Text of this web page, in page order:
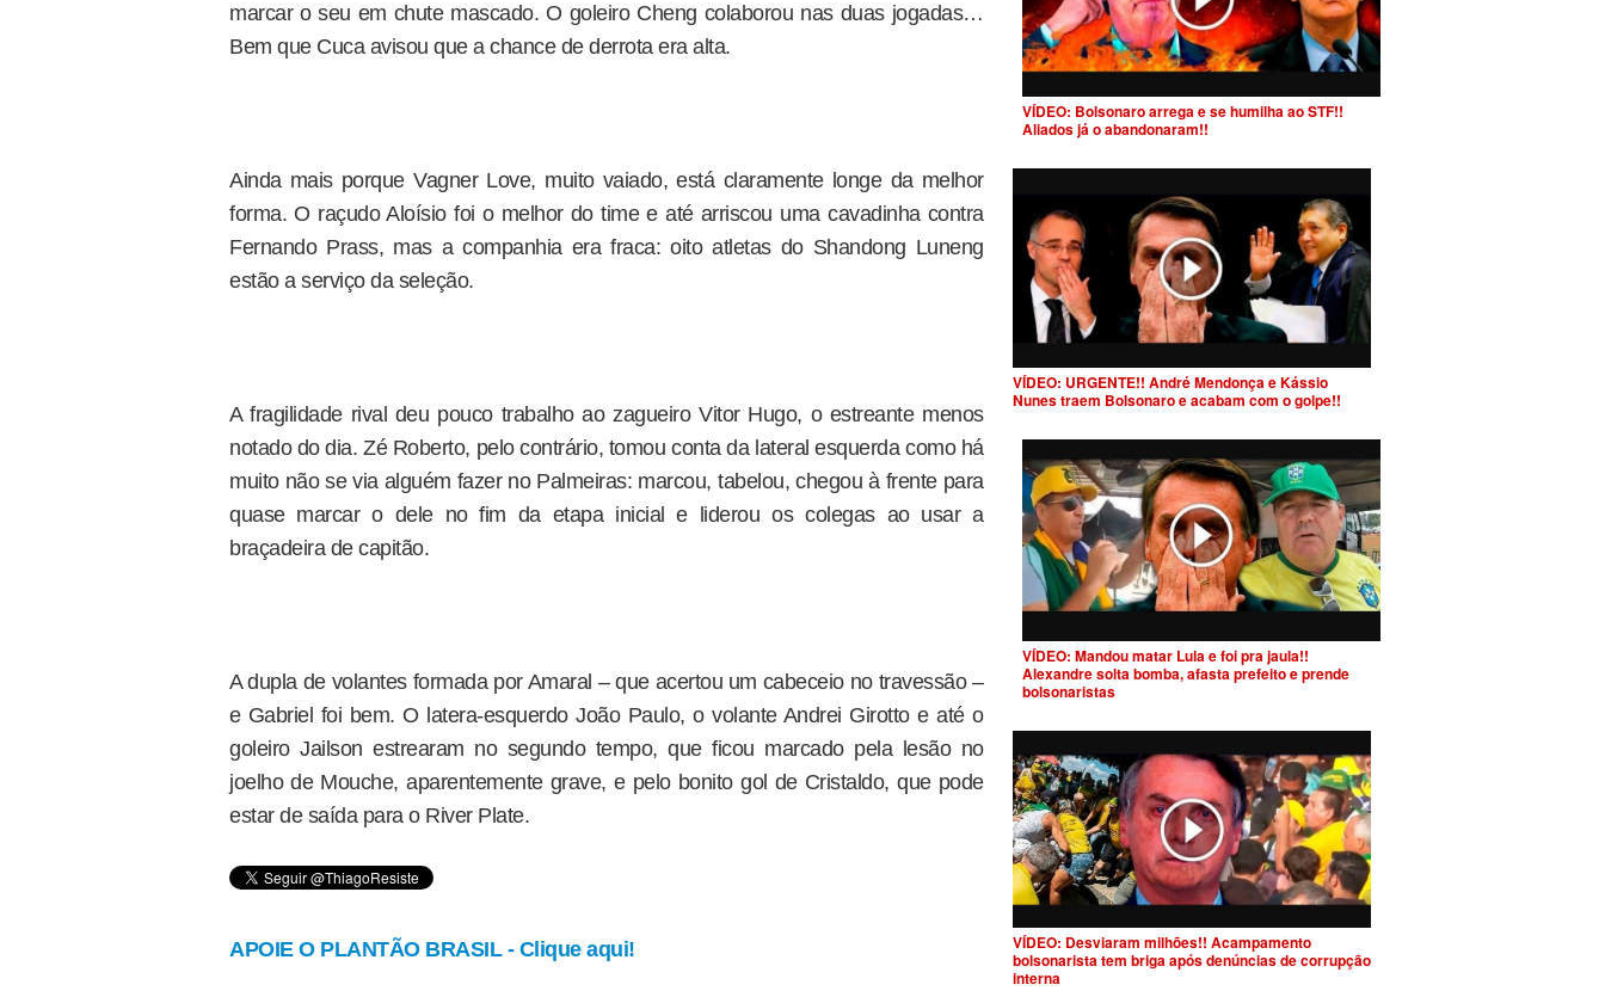
marcar o seu em chute mascado. O goleiro Cheng colaborou nas duas jogadas…
Bem que Cuca avisou que a chance de derrota era alta.
Ainda mais porque Vagner Love, muito vaiado, está claramente longe da melhor
forma. O raçudo Aloísio foi o melhor do time e até arriscou uma cavadinha contra
Fernando Prass, mas a companhia era fraca: oito atletas do Shandong Luneng
estão a serviço da seleção.
A fragilidade rival deu pouco trabalho ao zagueiro Vitor Hugo, o estreante menos
notado do dia. Zé Roberto, pelo contrário, tomou conta da lateral esquerda como há
muito não se via alguém fazer no Palmeiras: marcou, tabelou, chegou à frente para
quase marcar o dele no fim da etapa inicial e liderou os colegas ao usar a
braçadeira de capitão.
A dupla de volantes formada por Amaral – que acertou um cabeceio no travessão –
e Gabriel foi bem. O latera-esquerdo João Paulo, o volante Andrei Girotto e até o
goleiro Jailson estrearam no segundo tempo, que ficou marcado pela lesão no
joelho de Mouche, aparentemente grave, e pelo bonito gol de Cristaldo, que pode
estar de saída para o River Plate.
APOIE O PLANTÃO BRASIL - Clique aqui!
VÍDEO: Bolsonaro arrega e se humilha ao STF!!
Aliados já o abandonaram!!
VÍDEO: URGENTE!! André Mendonça e Kássio
Nunes traem Bolsonaro e acabam com o golpe!!
VÍDEO: Mandou matar Lula e foi pra jaula!!
Alexandre solta bomba, afasta prefeito e prende
bolsonaristas
VÍDEO: Desviaram milhões!! Acampamento
bolsonarista tem briga após denúncias de corrupção
interna